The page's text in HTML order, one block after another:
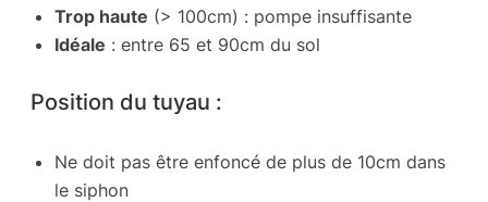
Trop haute (> 100cm) : pompe insuffisante
Idéale : entre 65 et 90cm du sol
Position du tuyau :
Ne doit pas être enfoncé de plus de 10cm dans
le siphon